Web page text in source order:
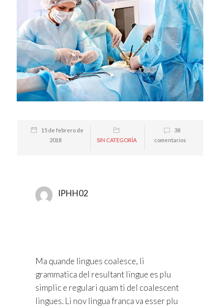
15 de febrero de
2018
SIN CATEGORÍA
38
comentarios
IPHH02
Ma quande lingues coalesce, li
grammatica del resultant lingue es plu
simplic e regulari quam ti del coalescent
lingues. Li nov lingua franca va esser plu